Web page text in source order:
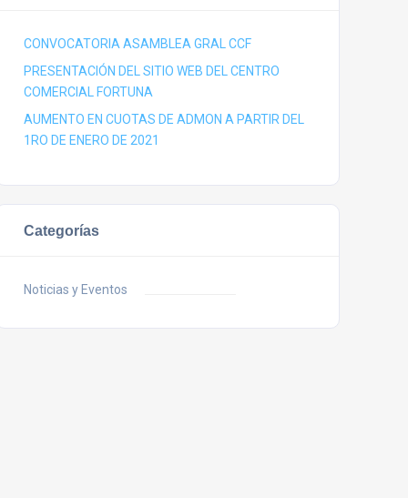
CONVOCATORIA ASAMBLEA GRAL CCF
PRESENTACIÓN DEL SITIO WEB DEL CENTRO
COMERCIAL FORTUNA
AUMENTO EN CUOTAS DE ADMON A PARTIR DEL
1RO DE ENERO DE 2021
Categorías
Noticias y Eventos